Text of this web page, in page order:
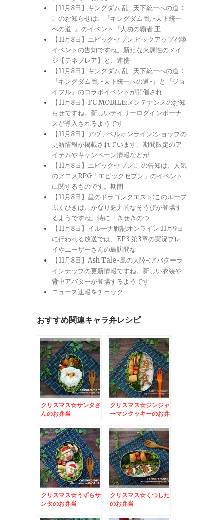
【11月8日】キングダム 乱 -天下統一への道-:
このお知らせは、『キングダム 乱 -天下統一
への道-』のイベント『大功の覇者 王
【11月8日】エピックセブン:ピックアップ召喚
イベントの告知ですね。新たな火属性のメイ
ジ【テネブレア】と、連携
【11月8日】キングダム 乱 -天下統一への道-:
『キングダム 乱 -天下統一への道-』と『ジョ
イフル』のコラボイベントが開催され
【11月8日】FC MOBILE:メンテナンスのお知
らせですね。新しいデイリーログインボーナ
スが導入されるようです
【11月8日】アヴァベルオンライン:ショップの
更新情報が掲載されています。期間限定のア
イテムやキャンペーン情報などが
【11月8日】エピックセブン:この告知は、人気
のアニメRPG「エピックセブン」のイベント
に関するものです。期間
【11月8日】星のドラゴンクエスト:このループ
ふくびきは、かなり魅力的なそうびが登場す
るようですね。特に「きせきのつ
【11月8日】イルーナ戦記オンライン:11月9日
に行われる放送では、EP3 第3章の実況プレ
イやユーザーさんの島訪問な
【11月8日】Ash Tale-風の大陸-:アバターラ
インナップの更新情報ですね。新しい衣装や
背中アバターが登場するようです
ニュース速報をチェック
おすすめ関連キャラ弁レシピ
クリスマス☆サンタさ
んのお弁当
クリスマス☆ジンジャ
ーマンクッキーのお弁
クリスマス☆うずらサ
ンタのお弁当
クリスマス☆くつした
のお弁当